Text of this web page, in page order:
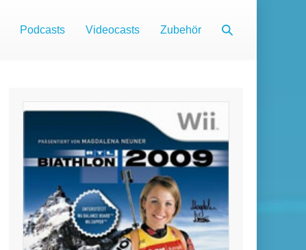
Podcasts Videocasts Zubehör
Suche-